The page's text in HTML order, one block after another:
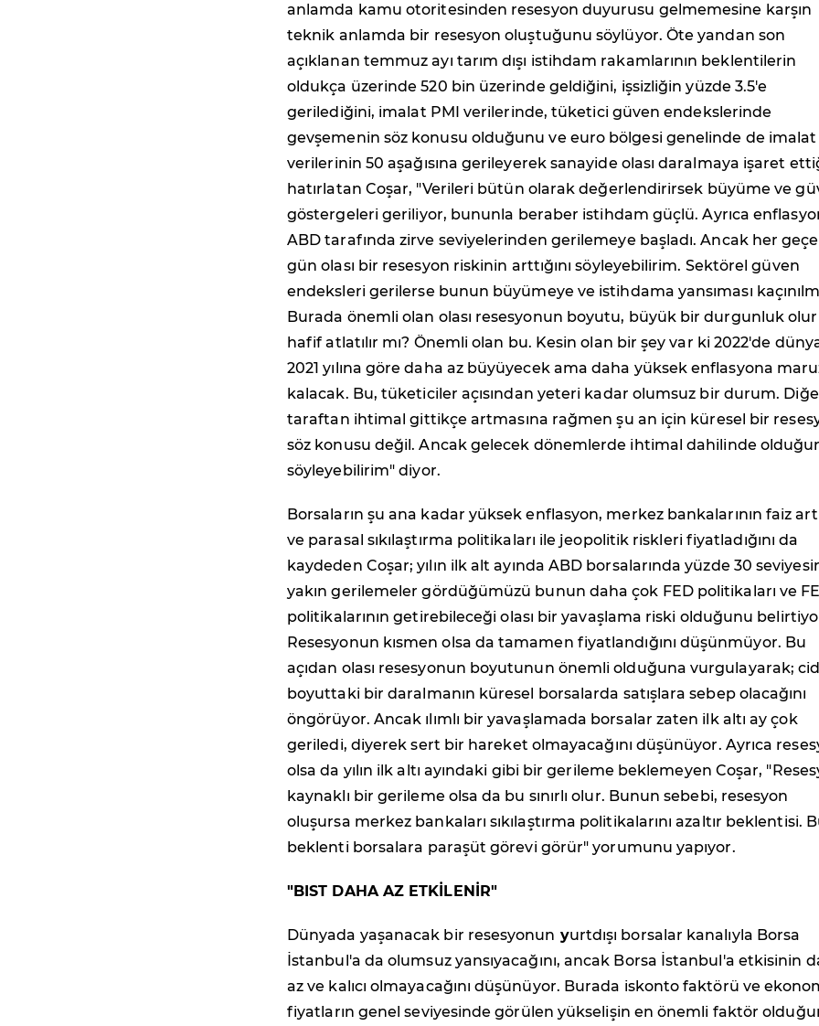
anlamda kamu otoritesinden resesyon duyurusu gelmemesine karşın
teknik anlamda bir resesyon oluştuğunu söylüyor. Öte yandan son
açıklanan temmuz ayı tarım dışı istihdam rakamlarının beklentilerin
oldukça üzerinde 520 bin üzerinde geldiğini, işsizliğin yüzde 3.5'e
gerilediğini, imalat PMI verilerinde, tüketici güven endekslerinde
gevşemenin söz konusu olduğunu ve euro bölgesi genelinde de imalat
verilerinin 50 aşağısına gerileyerek sanayide olası daralmaya işaret
hatırlatan Coşar, "Verileri bütün olarak değerlendirirsek büyüme ve
göstergeleri geriliyor, bununla beraber istihdam güçlü. Ayrıca
ABD tarafında zirve seviyelerinden gerilemeye başladı. Ancak her
gün olası bir resesyon riskinin arttığını söyleyebilirim. Sektörel güven
endeksleri gerilerse bunun büyümeye ve istihdama yansıması
Burada önemli olan olası resesyonun boyutu, büyük bir durgunluk
hafif atlatılır mı? Önemli olan bu. Kesin olan bir şey var ki 2022'de
2021 yılına göre daha az büyüyecek ama daha yüksek enflasyona
kalacak. Bu, tüketiciler açısından yeteri kadar olumsuz bir durum.
taraftan ihtimal gittikçe artmasına rağmen şu an için küresel bir
söz konusu değil. Ancak gelecek dönemlerde ihtimal dahilinde
söyleyebilirim" diyor.
Borsaların şu ana kadar yüksek enflasyon, merkez bankalarının faiz
ve parasal sıkılaştırma politikaları ile jeopolitik riskleri fiyatladığını da
kaydeden Coşar; yılın ilk alt ayında ABD borsalarında yüzde 30
yakın gerilemeler gördüğümüzü bunun daha çok FED politikaları ve
politikalarının getirebileceği olası bir yavaşlama riski olduğunu
Resesyonun kısmen olsa da tamamen fiyatlandığını düşünmüyor. Bu
açıdan olası resesyonun boyutunun önemli olduğuna vurgulayarak;
boyuttaki bir daralmanın küresel borsalarda satışlara sebep olacağını
öngörüyor. Ancak ılımlı bir yavaşlamada borsalar zaten ilk altı ay çok
geriledi, diyerek sert bir hareket olmayacağını düşünüyor. Ayrıca
olsa da yılın ilk altı ayındaki gibi bir gerileme beklemeyen Coşar,
kaynaklı bir gerileme olsa da bu sınırlı olur. Bunun sebebi, resesyon
oluşursa merkez bankaları sıkılaştırma politikalarını azaltır beklentisi.
beklenti borsalara paraşüt görevi görür" yorumunu yapıyor.
"BIST DAHA AZ ETKİLENİR"
Dünyada yaşanacak bir resesyonun yurtdışı borsalar kanalıyla Borsa
İstanbul'a da olumsuz yansıyacağını, ancak Borsa İstanbul'a etkisinin
az ve kalıcı olmayacağını düşünüyor. Burada iskonto faktörü ve
fiyatların genel seviyesinde görülen yükselişin en önemli faktör